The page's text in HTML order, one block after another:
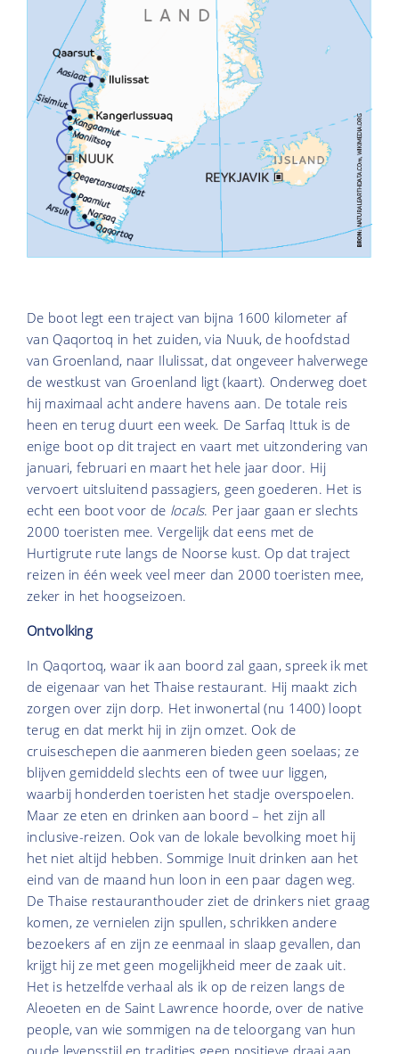
De boot legt een traject van bijna 1600 kilometer af
van Qaqortoq in het zuiden, via Nuuk, de hoofdstad
van Groenland, naar Ilulissat, dat ongeveer halverwege
de westkust van Groenland ligt (kaart). Onderweg doet
hij maximaal acht andere havens aan. De totale reis
heen en terug duurt een week. De Sarfaq Ittuk is de
enige boot op dit traject en vaart met uitzondering van
januari, februari en maart het hele jaar door. Hij
vervoert uitsluitend passagiers, geen goederen. Het is
echt een boot voor de locals. Per jaar gaan er slechts
2000 toeristen mee. Vergelijk dat eens met de
Hurtigrute rute langs de Noorse kust. Op dat traject
reizen in één week veel meer dan 2000 toeristen mee,
zeker in het hoogseizoen.
Ontvolking
In Qaqortoq, waar ik aan boord zal gaan, spreek ik met
de eigenaar van het Thaise restaurant. Hij maakt zich
zorgen over zijn dorp. Het inwonertal (nu 1400) loopt
terug en dat merkt hij in zijn omzet. Ook de
cruiseschepen die aanmeren bieden geen soelaas; ze
blijven gemiddeld slechts een of twee uur liggen,
waarbij honderden toeristen het stadje overspoelen.
Maar ze eten en drinken aan boord – het zijn all
inclusive-reizen. Ook van de lokale bevolking moet hij
het niet altijd hebben. Sommige Inuit drinken aan het
eind van de maand hun loon in een paar dagen weg.
De Thaise restauranthouder ziet de drinkers niet graag
komen, ze vernielen zijn spullen, schrikken andere
bezoekers af en zijn ze eenmaal in slaap gevallen, dan
krijgt hij ze met geen mogelijkheid meer de zaak uit.
Het is hetzelfde verhaal als ik op de reizen langs de
Aleoeten en de Saint Lawrence hoorde, over de native
people, van wie sommigen na de teloorgang van hun